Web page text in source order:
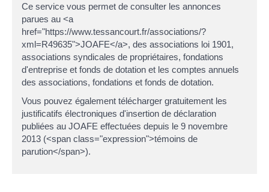
Ce service vous permet de consulter les annonces
parues au <a
href="https://www.tessancourt.fr/associations/?
xml=R49635">JOAFE</a>, des associations loi 1901,
associations syndicales de propriétaires, fondations
d'entreprise et fonds de dotation et les comptes annuels
des associations, fondations et fonds de dotation.
Vous pouvez également télécharger gratuitement les
justificatifs électroniques d'insertion de déclaration
publiées au JOAFE effectuées depuis le 9 novembre
2013 (<span class="expression">témoins de
parution</span>).